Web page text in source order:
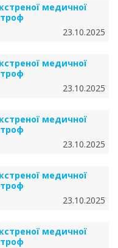
медичної
23.10.2025
медичної
23.10.2025
медичної
23.10.2025
медичної
23.10.2025
медичної